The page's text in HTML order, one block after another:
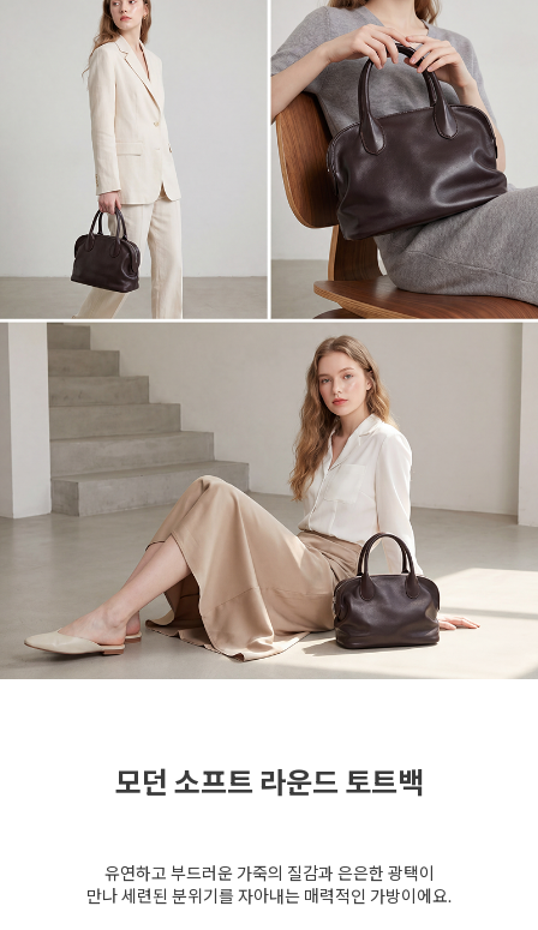
모던 소프트 라운드 토트백
유연하고 부드러운 가죽의 질감과 은은한 광택이
만나 세련된 분위기를 자아내는 매력적인 가방이에요.